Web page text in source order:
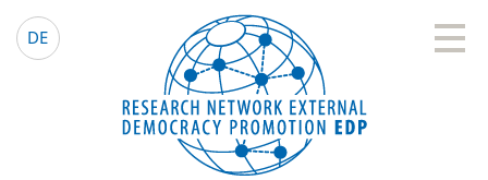
DE EDP Network
English website